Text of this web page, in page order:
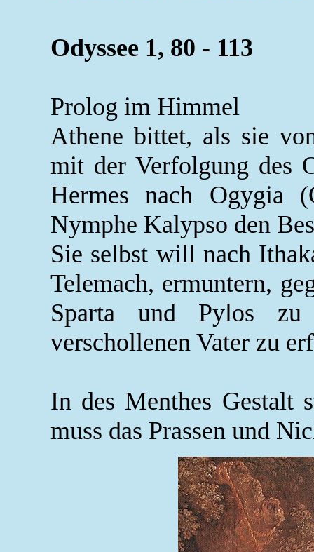
Odyssee 1, 80 - 113
Prolog im Himmel
Athene bittet, als sie
mit der Verfolgung des
Hermes nach Ogygia
Nymphe Kalypso den
Sie selbst will nach
Telemach, ermuntern,
Sparta und Pylos
verschollenen Vater zu
In des Menthes Gestalt
muss das Prassen und